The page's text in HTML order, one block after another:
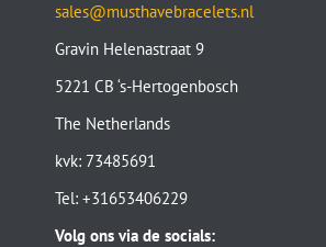
sales@musthavebracelets.nl
Gravin Helenastraat 9
5221 CB ‘s-Hertogenbosch
The Netherlands
kvk: 73485691
Tel: +31653406229
Volg ons via de socials: